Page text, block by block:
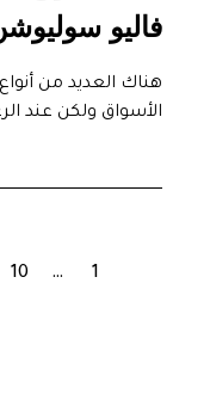
فاليو
هناك العديد من
الأسواق ولكن عند
1
…
10